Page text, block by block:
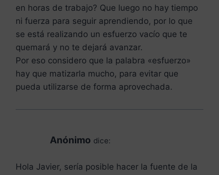
en horas de trabajo? Que luego no hay tiempo
ni fuerza para seguir aprendiendo, por lo que
se está realizando un esfuerzo vacío que te
quemará y no te dejará avanzar.
Por eso considero que la palabra «esfuerzo»
hay que matizarla mucho, para evitar que
pueda utilizarse de forma aprovechada.
Anónimo dice:
Hola Javier, sería posible hacer la fuente de la